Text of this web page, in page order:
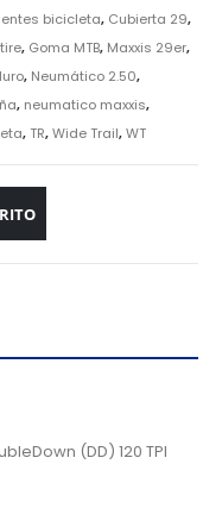
bicicleta, Cubierta 29,
, Goma MTB, Maxxis 29er,
, Neumático 2.50,
, neumatico maxxis,
,TR,Wide Trail,WT
(DD) 120 TPI